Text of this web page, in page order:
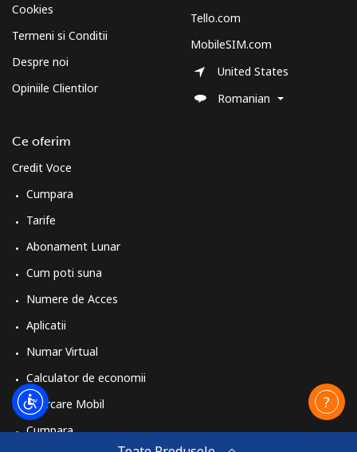
Cookies
Termeni si Conditii
Despre noi
Opiniile Clientilor
Ce oferim
Credit Voce
Cumpara
Tarife
Abonament Lunar
Cum poti suna
Numere de Acces
Aplicatii
Numar Virtual
Calculator de economii
Reincarcare Mobil
Cumpara
Tello.com
MobileSIM.com
United States
Romanian